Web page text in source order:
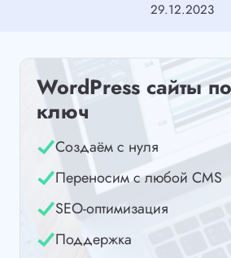
29.12.2023
WordPress сайты
ключ
Создаём с нуля
Переносим с любой CMS
SEO-оптимизация
Поддержка